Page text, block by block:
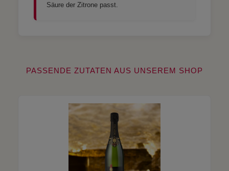
Säure der Zitrone passt.
PASSENDE ZUTATEN AUS UNSEREM SHOP